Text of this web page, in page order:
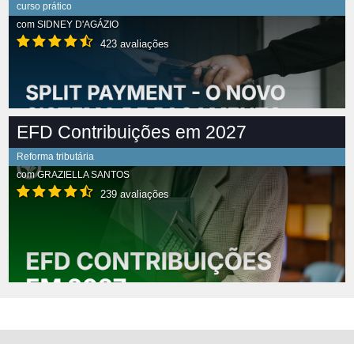
curso prático
com SIDNEY D'AGÁZIO
423 avaliações
EFD Contribuições em 2027
Reforma tributária
comGRAZIELLA SANTOS
239 avaliações